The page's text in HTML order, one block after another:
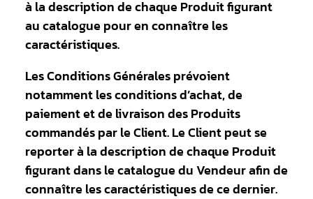
à la description de chaque Produit figurant
au catalogue pour en connaître les
caractéristiques.
Les Conditions Générales prévoient
notamment les conditions d’achat, de
paiement et de livraison des Produits
commandés par le Client. Le Client peut se
reporter à la description de chaque Produit
figurant dans le catalogue du Vendeur afin de
connaître les caractéristiques de ce dernier.